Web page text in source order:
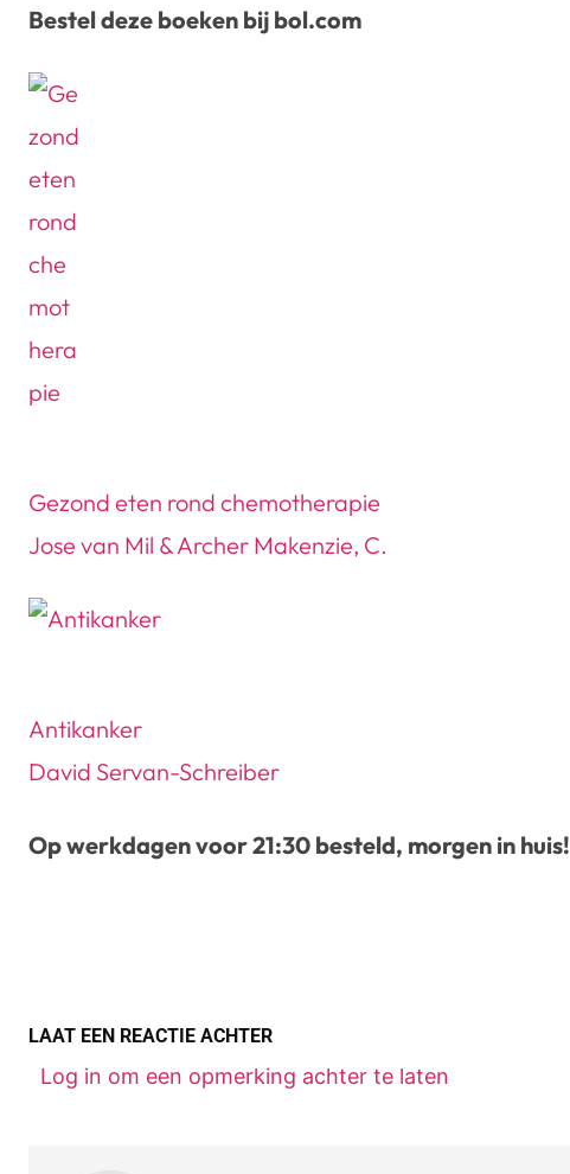
Bestel deze boeken bij bol.com
Gezond eten rond chemotherapie
Jose van Mil & Archer Makenzie, C.
Antikanker
David Servan-Schreiber
Op werkdagen voor 21:30 besteld, morgen in huis!
LAAT EEN REACTIE ACHTER
Log in om een opmerking achter te laten